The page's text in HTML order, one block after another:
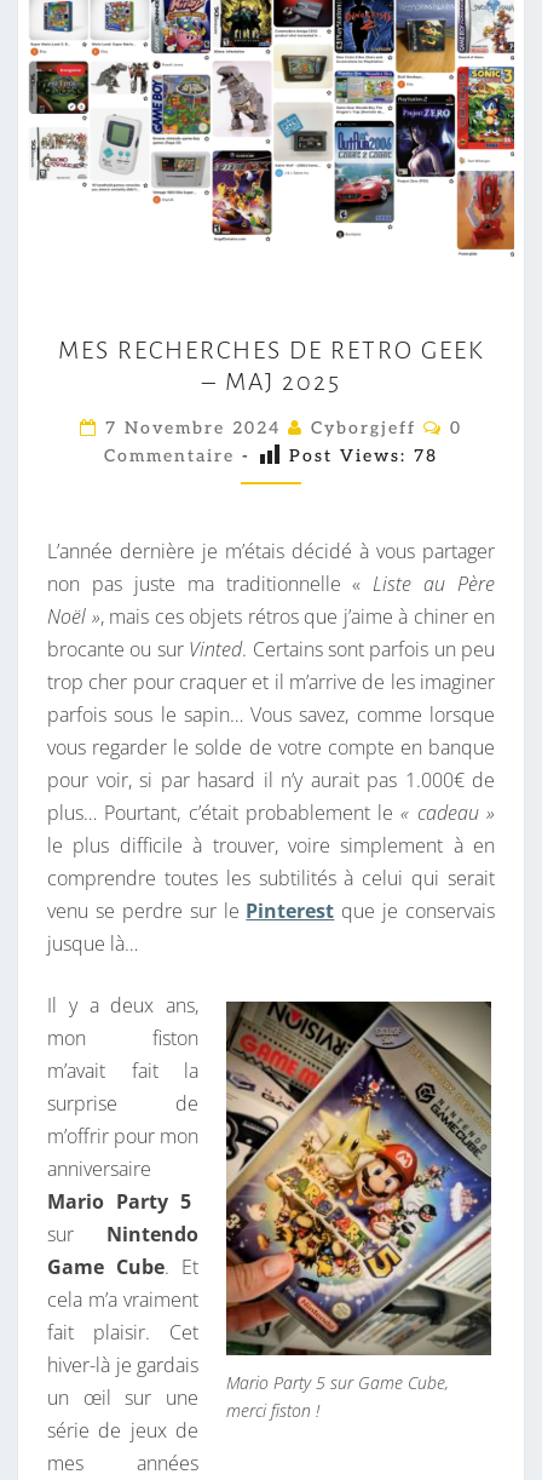
E
S
R
E
C
E
R
C
H
E
S
D
E
R
E
T
R
E
E
K
–
M
A
J
2
0
2
5
MES RECHERCHES DE RETRO GEEK
– MAJ 2025
7 Novembre 2024 Cyborgjeff
C
A
I
E
0
Commentaire - Post Views: 78
L’année dernière je m’étais décidé à vous partager
non pas juste ma traditionnelle «Liste au Père
Noël », mais ces objets rétros que j’aime à chiner en
brocante ou sur Vinted. Certains sont parfois un peu
trop cher pour craquer et il m’arrive de les imaginer
parfois sous le sapin… Vous savez, comme lorsque
vous regarder le solde de votre compte en banque
pour voir, si par hasard il n’y aurait pas 1.000€ de
plus… Pourtant, c’était probablement le« cadeau »
le plus difficile à trouver, voire simplement à en
comprendre toutes les subtilités à celui qui serait
venu se perdre sur le Pinterest que je conservais
jusque là…
Mario Party 5 sur Game Cube,
merci fiston !
Il y a deux ans,
mon fiston
m’avait fait la
surprise de
m’offrir pour mon
anniversaire
Mario Party 5
sur Nintendo
Game Cube. Et
cela m’a vraiment
fait plaisir. Cet
hiver-là je gardais
un œil sur une
série de jeux de
mes années